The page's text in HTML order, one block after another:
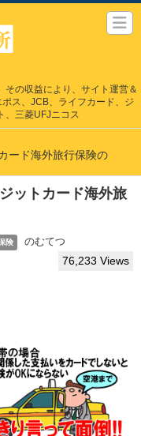
の収益により、サイト運営＆
ス、JCB、ライフカード、ジ
、三菱UFJニコス
ード海外旅行保険の
ットカード海外旅
険 のむてつ
76,233 Views